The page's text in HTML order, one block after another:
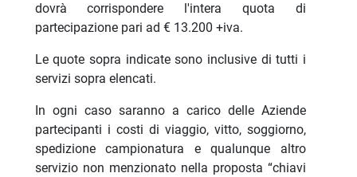
dovrà corrispondere l'intera quota di
partecipazione pari ad € 13.200 +iva.
Le quote sopra indicate sono inclusive di tutti i
servizi sopra elencati.
In ogni caso saranno a carico delle Aziende
partecipanti i costi di viaggio, vitto, soggiorno,
spedizione campionatura e qualunque altro
servizio non menzionato nella proposta “chiavi